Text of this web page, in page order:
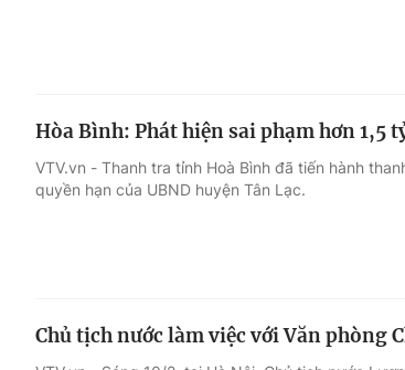
Hòa Bình: Phát hiện sai phạm hơn 1,5
VTV.vn - Thanh tra tỉnh Hoà Bình đã tiến hành
quyền hạn của UBND huyện Tân Lạc.
Chủ tịch nước làm việc với Văn phòng